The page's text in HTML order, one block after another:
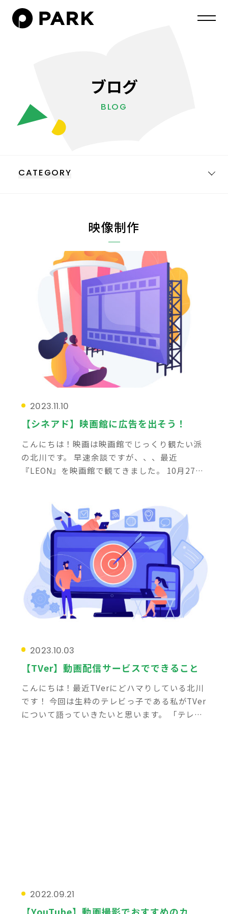
ブログ
BLOG
CATEGORY
映像制作
2023.11.10
【シネアド】映画館に広告を出そう！
こんにちは！映画は映画館でじっくり観たい派
の北川です。 早速余談ですが、、、最近
『LEON』を映画館で観てきました。 10月27日
てすぐ […]
2023.10.03
【TVer】動画配信サービスでできること
こんにちは！最近TVerにどハマりしている北川
です！ 今回は生粋のテレビっ子である私がTVer
について語っていきたいと思います。 「テレビ
2022.09.21